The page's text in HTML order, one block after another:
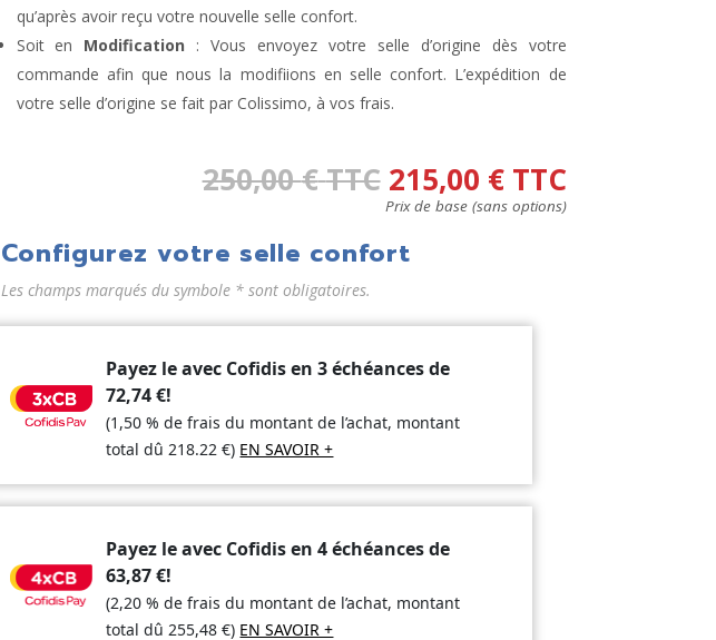
qu’après avoir reçu votre nouvelle selle confort.
Soit en Modification : Vous envoyez votre selle d’origine dès votre
commande afin que nous la modifiions en selle confort. L’expédition de
votre selle d’origine se fait par Colissimo, à vos frais.
250,00€TTC 215,00 € TTC
Prix de base (sans options)
Configurez votre selle confort
Les champs marqués du symbole * sont obligatoires.
Payez le avec Cofidis en 3 échéances de
72,74€!
(1,50 % de frais du montant de l’achat, montant
total dû218.22€) EN SAVOIR +
Payez le avec Cofidis en 4 échéances de
63,87€!
(2,20 % de frais du montant de l’achat, montant
total dû255,48€) EN SAVOIR +